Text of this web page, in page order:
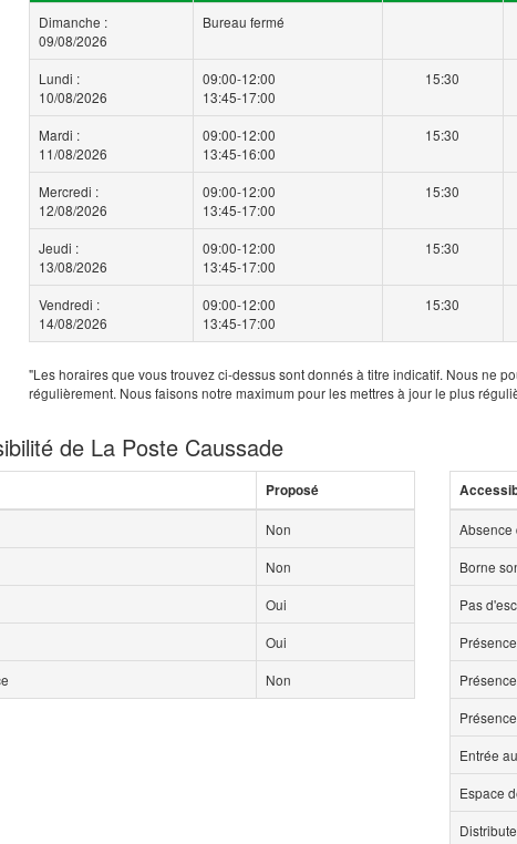
Dimanche :
09/08/2026
Bureau fermé
Lundi :
10/08/2026
09:00-12:00
13:45-17:00
15:30
Mardi :
11/08/2026
09:00-12:00
13:45-16:00
15:30
Mercredi :
12/08/2026
09:00-12:00
13:45-17:00
15:30
Jeudi :
13/08/2026
09:00-12:00
13:45-17:00
15:30
Vendredi :
14/08/2026
09:00-12:00
13:45-17:00
15:30
"Les horaires que vous trouvez ci-dessus sont donnés à titre indicatif. Nous ne
régulièrement. Nous faisons notre maximum pour les mettres à jour le plus
de La Poste Caussade
Proposé
Non
Non
Oui
Oui
Non
Absence
Borne
Pas
Entrée
Espace